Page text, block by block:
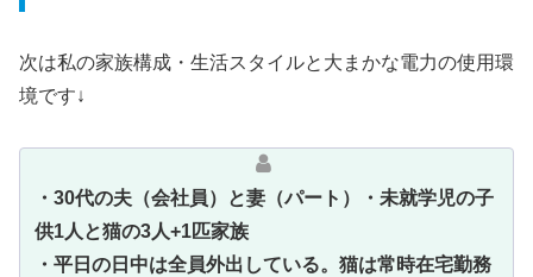
次は私の家族構成・生活スタイルと大まかな電力の使用環
境です↓
・30代の夫（会社員）と妻（パート）・未就学児の子
供1人と猫の3人+1匹家族
・平日の日中は全員外出している。猫は常時在宅勤務